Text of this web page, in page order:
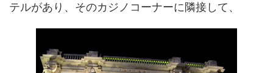
テルがあり、そのカジノコーナーに隣接して、